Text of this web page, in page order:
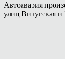
Автоавария
улиц Вичугская и